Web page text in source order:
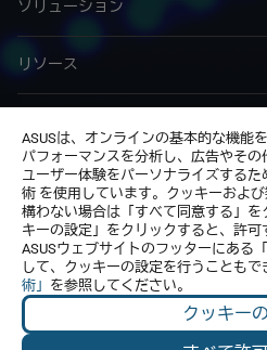
ASUSは、オンラインの基本的な機能
パフォーマンスを分析し、広告やそ
ユーザー体験をパーソナライズする
術 を使用しています。クッキーおよ
構わない場合は「すべて同意する」
キーの設定」をクリックすると、許可
ASUSウェブサイトのフッターにある
して、クッキーの設定を行うこともで
術」 を参照してください。
クッキー
ソリューション
リソース
お問い合わせ